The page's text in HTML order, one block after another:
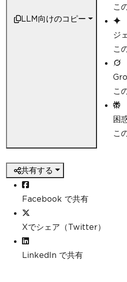
LLM向けのコピー
こ
ジ
こ
こ
困
こ
共有する
Facebook で共有
Xでシェア（Twitter）
LinkedIn で共有